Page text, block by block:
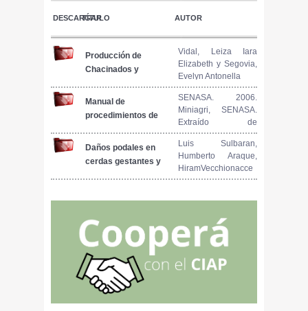
DESCARGAR
TÍTULO AUTOR
Producción de
Chacinados y
Vidal, Leiza Iara
Elizabeth y Segovia,
Evelyn Antonella
Manual de
procedimientos de
Aujeszky
SENASA. 2006.
Miniagri, SENASA.
Extraído de
www.produccion-
animal.com.ar
Daños podales en
cerdas gestantes y
instalaciones
Luis Sulbaran,
Humberto Araque,
HiramVecchionacce
y Carlos González
Facultad de
Agronomía. Maracay,
Aragua. Venezuela.